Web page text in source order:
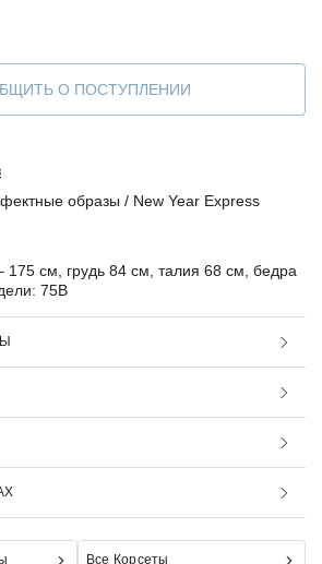
О ПОСТУПЛЕНИИ
образы / New Year Express
175 см, грудь 84 см, талия 68 см, бедра
75B
Все Корсеты